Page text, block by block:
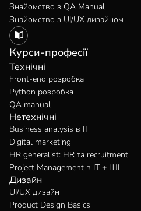
Знайомство з QA Manual
Знайомство з UI/UX дизайном
Курси-професії
Технічні
Front-end розробка
Python розробка
QA manual
Нетехнічні
Business analysis в IT
Digital marketing
HR generalist: HR та recruitment
Project Management в IT + ШІ
Дизайн
UI/UX дизайн
Product Design Basics